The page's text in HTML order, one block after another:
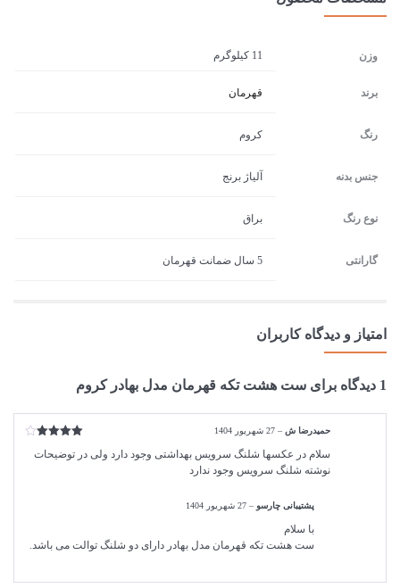
وزن 11 کیلوگرم
برند قهرمان
رنگ کروم
جنس بدنه آلیاژ برنج
نوع رنگ براق
گارانتی 5 سال ضمانت قهرمان
امتیاز و دیدگاه کاربران
1 دیدگاه برای ست هشت تکه قهرمان مدل بهادر کروم
از 5
حمیدرضا ش – 27 شهریور 1404
سلام در عکسها شلنگ سرویس بهداشتی وجود دارد ولی در توضیحات
نوشته شلنگ سرویس وجود ندارد
پشتیبانی چارسو – 27 شهریور 1404
با سلام
ست هشت تکه قهرمان مدل بهادر دارای دو شلنگ توالت می باشد.